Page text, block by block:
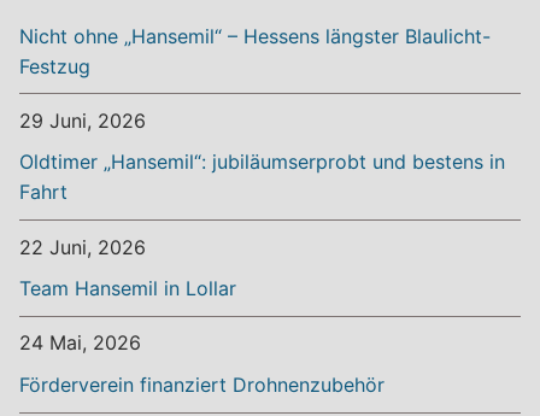
Nicht ohne „Hansemil“ – Hessens längster Blaulicht-
Festzug
29 Juni, 2026
Oldtimer „Hansemil“: jubiläumserprobt und bestens in
Fahrt
22 Juni, 2026
Team Hansemil in Lollar
24 Mai, 2026
Förderverein finanziert Drohnenzubehör